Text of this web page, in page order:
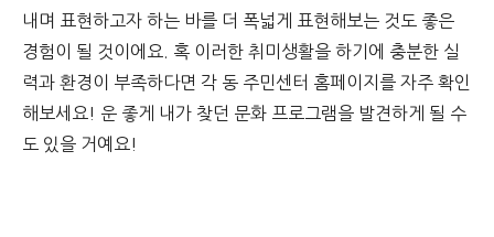
내며 표현하고자 하는 바를 더 폭넓게 표현해보는 것도 좋은
경험이 될 것이에요. 혹 이러한 취미생활을 하기에 충분한 실
력과 환경이 부족하다면 각 동 주민센터 홈페이지를 자주 확인
해보세요! 운 좋게 내가 찾던 문화 프로그램을 발견하게 될 수
도 있을 거예요!